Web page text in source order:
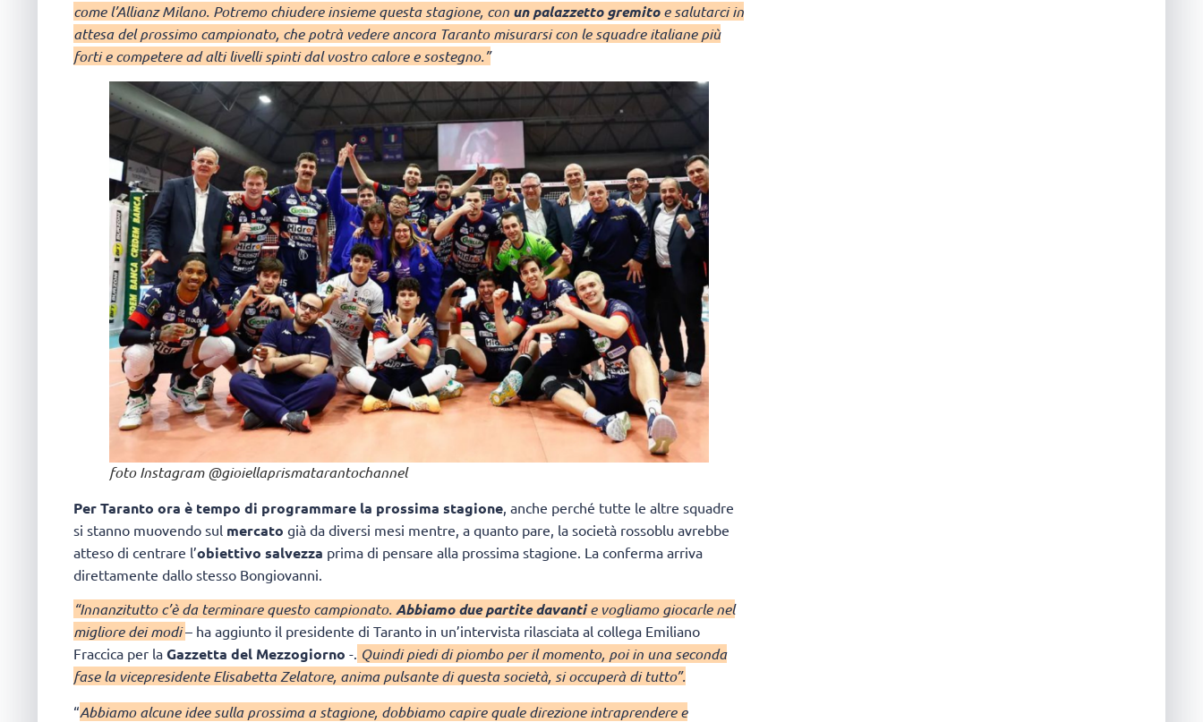
come l’Allianz Milano. Potremo chiudere insieme questa stagione, con un palazzetto gremitoe salutarci in
attesa del prossimo campionato, che potrà vedere ancora Taranto misurarsi con le squadre italiane più
forti e competere ad alti livelli spinti dal vostro calore e sostegno.”
foto Instagram @gioiellaprismatarantochannel
Per Taranto ora è tempo di programmare la prossima stagione , anche perché tutte le altre squadre
si stanno muovendo sul mercato già da diversi mesi mentre, a quanto pare, la società rossoblu avrebbe
atteso di centrare l’obiettivo salvezza prima di pensare alla prossima stagione. La conferma arriva
direttamente dallo stesso Bongiovanni.
“Innanzitutto c’è da terminare questo campionato. Abbiamo due partite davantie vogliamo giocarle nel
migliore dei modi– ha aggiunto il presidente di Taranto in un’intervista rilasciata al collega Emiliano
Fraccica per la Gazzetta del Mezzogiorno -. Quindi piedi di piombo per il momento, poi in una seconda
fase la vicepresidente Elisabetta Zelatore, anima pulsante di questa società, si occuperà di tutto”.
“Abbiamo alcune idee sulla prossima a stagione, dobbiamo capire quale direzione intraprendere e